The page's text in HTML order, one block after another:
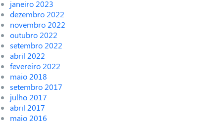
janeiro 2023
dezembro 2022
novembro 2022
outubro 2022
setembro 2022
abril 2022
fevereiro 2022
maio 2018
setembro 2017
julho 2017
abril 2017
maio 2016